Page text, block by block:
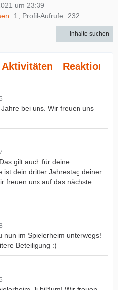
um 23:39
1 Profil-Aufrufe 232
Inhalte suchen
Aktivitäten Reaktionen
bei uns. Wir freuen uns
gilt auch für deine
ist dein dritter Jahrestag deiner
freuen uns auf das nächste
nun im Spielerheim unterwegs!
Beteiligung :)